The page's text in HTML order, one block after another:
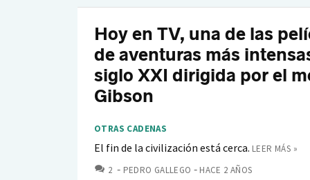
Hoy en TV, una de las
de aventuras más
siglo XXI dirigida por el
Gibson
OTRAS CADENAS
El fin de la civilización está cerca. LEER MÁS »
2 COMENTARIOS
PEDRO GALLEGO HACE 2 AÑOS